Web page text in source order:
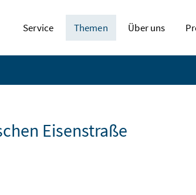
Service Themen Über uns
Eisenstraße